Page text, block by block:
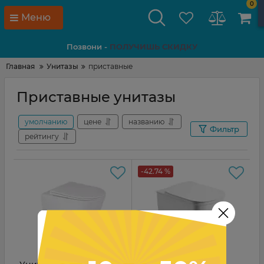
Меню
0
Позвони - ПОЛУЧИШЬ СКИДКУ
Главная Унитазы приставные
Приставные унитазы
умолчанию цене
названию
рейтингу
Фильтр
-42.74 %